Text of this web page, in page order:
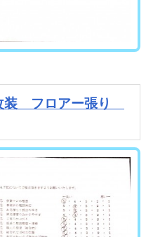
フロアー張り